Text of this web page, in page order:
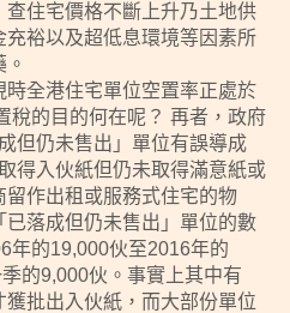
住宅價格不斷上升乃土地供
裕以及超低息環境等因素所
藥。
全港住宅單位空置率正處於
稅的目的何在呢？ 再者，政府
但仍未售出」單位有誤導成
得入伙紙但仍未取得滿意紙或
作出租或服務式住宅的物
落成但仍未售出」單位的數
年的19,000伙至2016年的
的9,000伙。事實上其中有
批出入伙紙，而大部份單位